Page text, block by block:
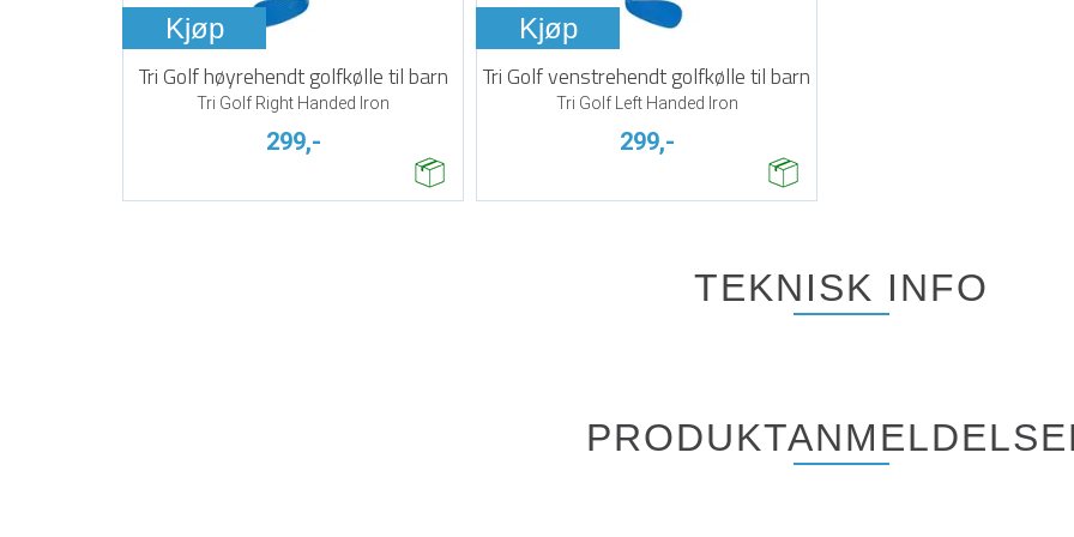
Kjøp
Tri Golf høyrehendt golfkølle til barn
Tri Golf Right Handed Iron
299,-
Kjøp
Tri Golf venstrehendt golfkølle til barn
Tri Golf Left Handed Iron
299,-
TEKNISK INFO